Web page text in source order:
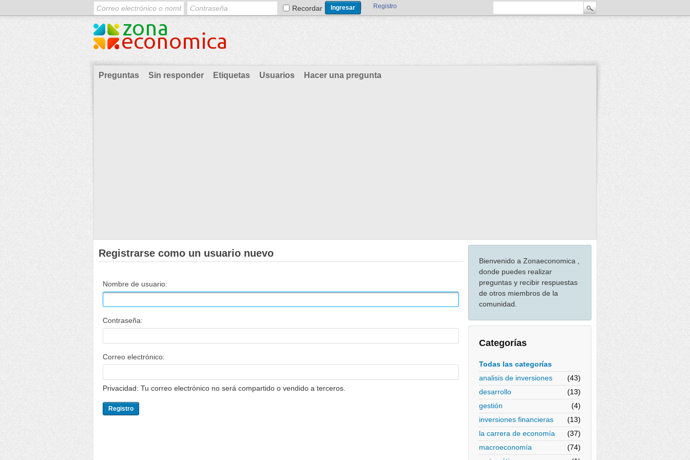
Recordar Registro
Preguntas Sin responder Etiquetas Usuarios Hacer una pregunta
Bienvenido a Zonaeconomica ,
donde puedes realizar
preguntas y recibir respuestas
de otros miembros de la
comunidad.
Categorías
Todas las categorías
analisis de inversiones
(43)
desarrollo
(13)
gestión
(4)
inversiones financieras
(13)
la carrera de economía
(37)
macroeconomía
(74)
Registrarse como un usuario nuevo
Nombre de usuario:
Contraseña:
Correo electrónico:
Privacidad: Tu correo electrónico no será compartido o vendido a terceros.